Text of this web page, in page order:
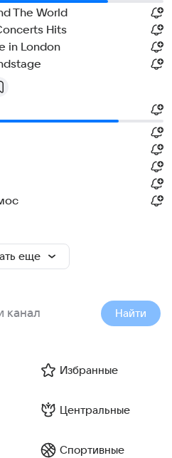
The World
Hits
in London
еще
Найти
Избранные
Центральные
Спортивные